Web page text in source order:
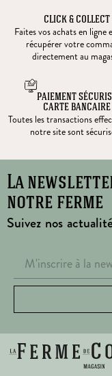
CLICK & COLLECT
Faites vos achats en ligne
récupérer votre
directement au
PAIEMENT
CARTE BANCAIRE
Toutes les transactions
notre site sont
La
notre ferme
Suivez nos